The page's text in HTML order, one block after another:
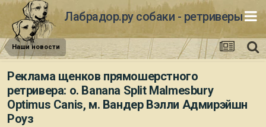
Лабрадор.ру собаки - ретриверы
Наши новости
Реклама щенков прямошерстного
ретривера: о. Banana Split Malmesbury
Optimus Canis, м. Вандер Вэлли Адмирэйшн
Роуз